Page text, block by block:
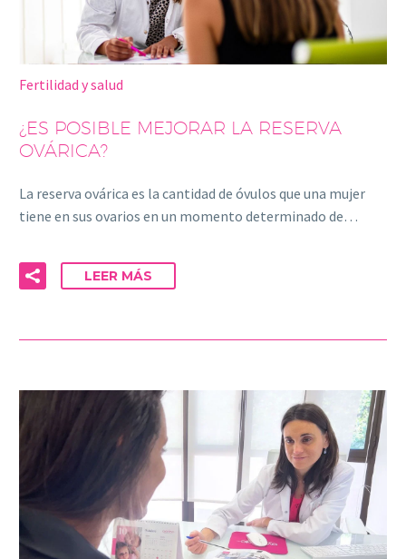
Fertilidad y salud
¿ES POSIBLE MEJORAR LA RESERVA
OVÁRICA?
La reserva ovárica es la cantidad de óvulos que una mujer
tiene en sus ovarios en un momento determinado de…
LEER MÁS